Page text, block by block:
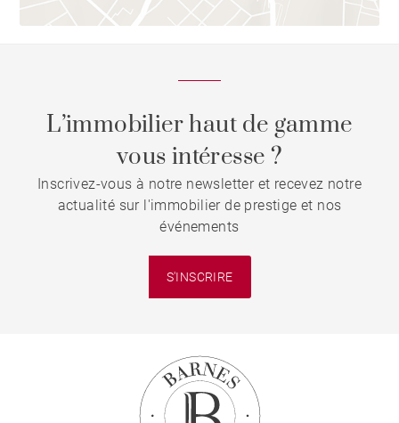
L’immobilier haut de gamme
vous intéresse ?
Inscrivez-vous à notre newsletter et recevez notre
actualité sur l'immobilier de prestige et nos
événements
S'INSCRIRE